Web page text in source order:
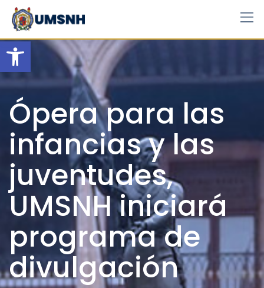
Open toolbar
Skip
content
Ópera para las
infancias y las
juventudes,
UMSNH iniciará
programa de
divulgación